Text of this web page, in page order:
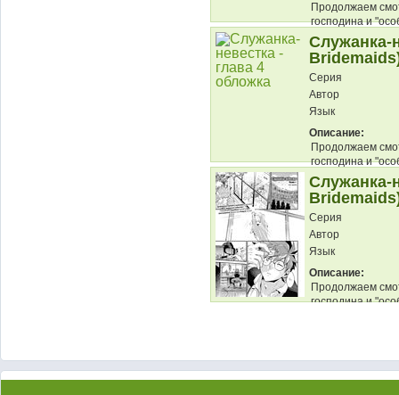
Продолжаем
господина и
служанки......
Служанка-
Серия
Автор
Язык
Описание:
Продолжаем
господина и
разбираются в
Служанка-
Серия
Автор
Язык
Описание:
Продолжаем
господина и